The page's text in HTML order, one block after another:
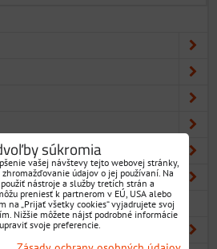
súkromia
vašej návštevy tejto webovej stránky,
údajov o jej používaní. Na
nástroje a služby tretích strán a
preniesť k partnerom v EÚ, USA alebo
na „Prijať všetky cookies“ vyjadrujete svoj
Nižšie môžete nájsť podrobné informácie
svoje preferencie.